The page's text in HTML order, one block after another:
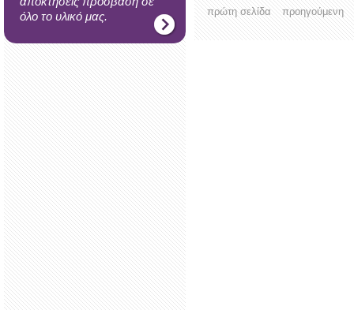
όλο το υλικό μας.
πρώτη σελίδα προηγούμενη